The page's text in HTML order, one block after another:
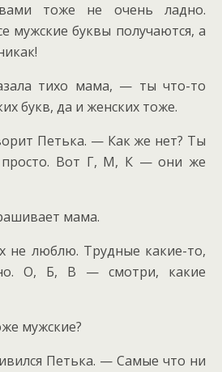
тоже не очень ладно.
мужские буквы получаются, а
тихо мама, — ты что-то
букв, да и женских тоже.
Петька. — Как же нет? Ты
просто. Вот Г, М, К — они же
мама.
не люблю. Трудные какие-то,
О, Б, В — смотри, какие
мужские?
Петька. — Самые что ни